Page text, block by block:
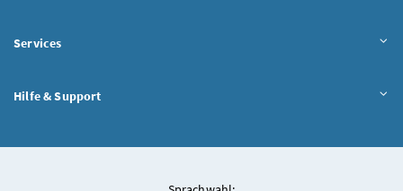
Services
Hilfe & Support